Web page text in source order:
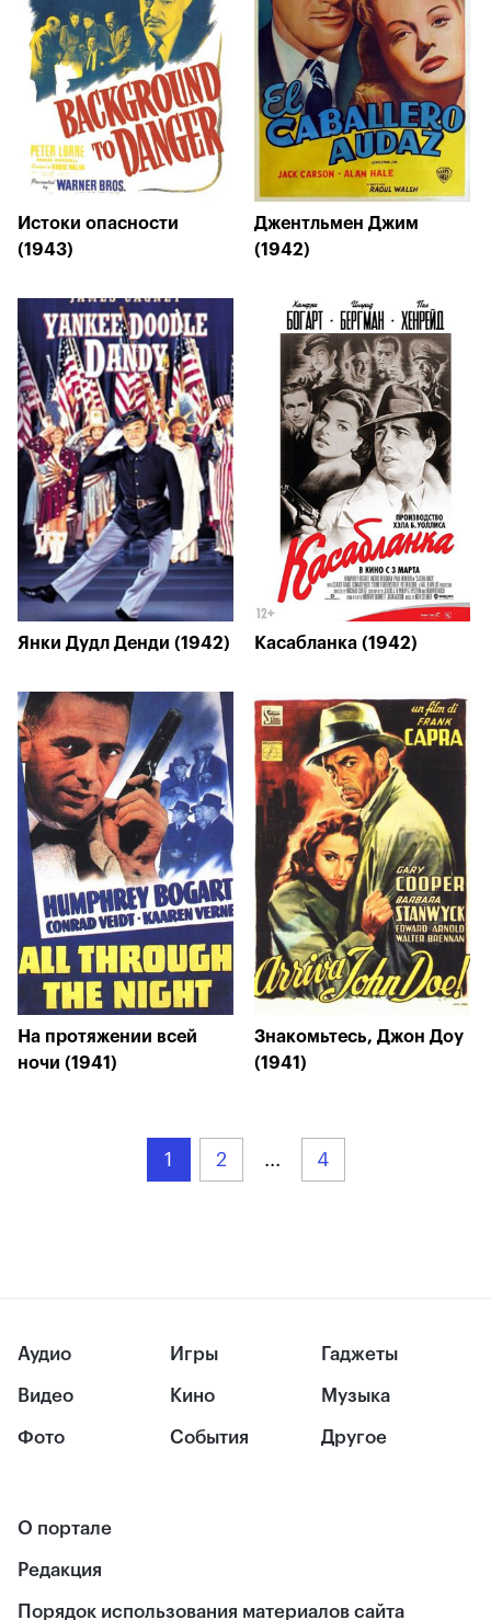
Истоки опасности
(1943)
Джентльмен Джим
(1942)
Янки Дудл Денди (1942) Касабланка (1942)
На протяжении всей
ночи (1941)
Знакомьтесь, Джон Доу
(1941)
1 2 ... 4
Аудио
Видео
Фото
Игры
Кино
События
Гаджеты
Музыка
Другое
О портале
Редакция
Порядок использования материалов сайта